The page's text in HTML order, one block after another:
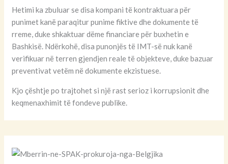
Hetimi ka zbuluar se disa kompani të kontraktuara për
punimet kanë paraqitur punime fiktive dhe dokumente të
rreme, duke shkaktuar dëme financiare për buxhetin e
Bashkisë. Ndërkohë, disa punonjës të IMT-së nuk kanë
verifikuar në terren gjendjen reale të objekteve, duke bazuar
preventivat vetëm në dokumente ekzistuese.
Kjo çështje po trajtohet si një rast serioz i korrupsionit dhe
keqmenaxhimit të fondeve publike.